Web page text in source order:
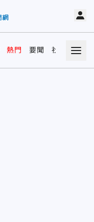
熱門 要聞 社會 娛樂